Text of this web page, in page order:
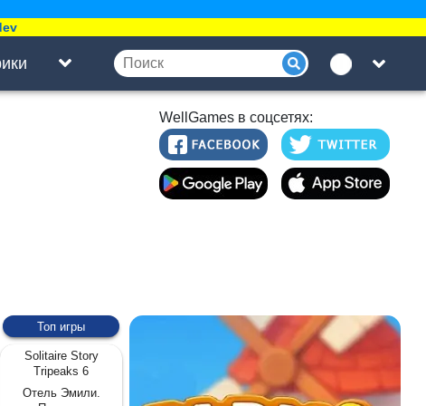
WellGames в соцсетях:
Топ игры
Solitaire Story
Tripeaks 6
Отель Эмили.